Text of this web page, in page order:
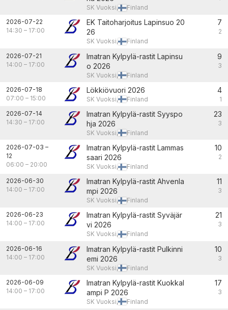
SK Vuoksi, Finland
2026-07-22
14:30 – 17:00
EK Taitoharjoitus Lapinsuo 20
26
SK Vuoksi, Finland
7
2
2026-07-21
14:00 – 17:00
Imatran Kylpylä-rastit Lapinsu
o 2026
SK Vuoksi, Finland
9
3
2026-07-18
07:00 – 15:00
Lökkiövuori 2026
SK Vuoksi, Finland
4
1
2026-07-14
14:30 – 17:00
Imatran Kylpylä-rastit Syyspo
hja 2026
SK Vuoksi, Finland
23
3
2026-07-03 –
12
06:00 – 20:00
Imatran Kylpylä-rastit Lammas
saari 2026
SK Vuoksi, Finland
10
2
2026-06-30
14:00 – 17:00
Imatran Kylpylä-rastit Ahvenla
mpi 2026
SK Vuoksi, Finland
11
3
2026-06-23
14:00 – 17:00
Imatran Kylpylä-rastit Syväjär
vi 2026
SK Vuoksi, Finland
21
3
2026-06-16
14:00 – 17:00
Imatran Kylpylä-rastit Pulkinni
emi 2026
SK Vuoksi, Finland
10
3
2026-06-09
14:00 – 17:00
Imatran Kylpylä-rastit Kuokkal
ampi P 2026
SK Vuoksi, Finland
17
3